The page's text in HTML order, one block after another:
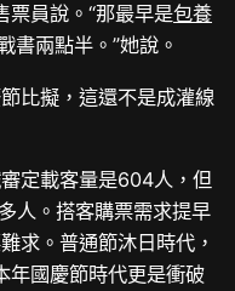
票員說。“那最早是包養
書兩點半。”她說。
比擬，這還不是成灌線
定載客量是604人，但
人。搭客購票需求提早
求。普通節沐日時代，
年國慶節時代更是衝破